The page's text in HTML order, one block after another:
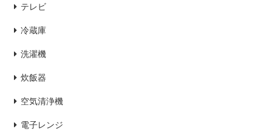
テレビ
冷蔵庫
洗濯機
炊飯器
空気清浄機
電子レンジ